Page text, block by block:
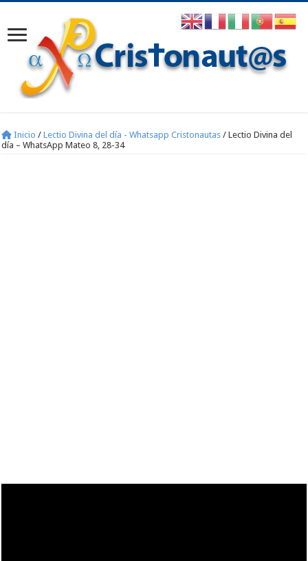
Inicio / Lectio Divina del día - Whatsapp Cristonautas / Lectio Divina del
día – WhatsApp Mateo 8, 28-34